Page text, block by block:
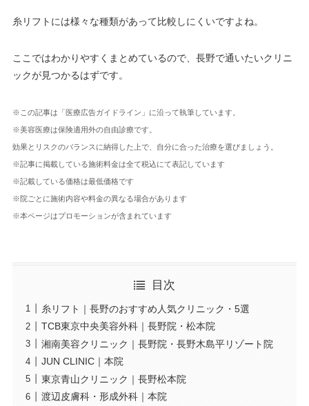
糸リフトには様々な種類があって比較しにくいですよね。
ここではわかりやすくまとめているので、長野で通いたいクリニ
ックが見つかるはずです。
※この記事は「医療広告ガイドライン」に沿って執筆しています。
※美容医療は保険適用外の自由診療です。
効果とリスクのバランスに納得した上で、自分に合った治療を選びましょう。
※記事に掲載している施術料金は全て税込にて表記しています
※記載している価格は最低価格です
※院ごとに施術内容や料金の異なる場合があります
※本ページはプロモーションが含まれています
目次
糸リフト｜長野のおすすめ人気クリニック・5選
TCB東京中央美容外科｜長野院・松本院
湘南美容クリニック｜長野院・長野木島平リゾート院
JUN CLINIC｜本院
東京青山クリニック｜長野松本院
渡辺皮膚科・形成外科｜本院